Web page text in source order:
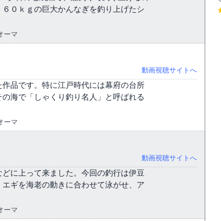
０ｋｇの巨大かんなぎを釣り上げたシ
ーマ
動画視聴サイトへ
品です。特に江戸時代には幕府の台所
海で「しゃくり釣り名人」と呼ばれる
ーマ
動画視聴サイトへ
に上って来ました。今回の釣行は伊豆
ギを海老の動きに合わせて泳がせ、ア
ーマ